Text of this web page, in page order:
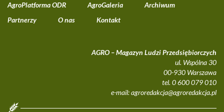
AgroPlatforma ODR
AgroGaleria
Archiwum
Partnerzy
O nas Kontakt
AGRO – Magazyn Ludzi Przedsiębiorczych
ul. Wspólna 30
00-930 Warszawa
tel. 0 600 079 010
e-mail:agroredakcja@agroredakcja.pl